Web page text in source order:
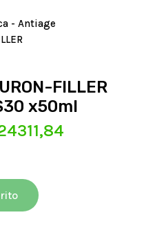
- Antiage
FILLER
x50ml
El